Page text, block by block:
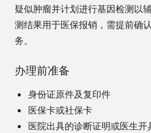
疑似肿瘤并计划进行基因检测以
测结果用于医保报销，需提前确
务。
办理前准备
身份证原件及复印件
医保卡或社保卡
医院出具的诊断证明或医生